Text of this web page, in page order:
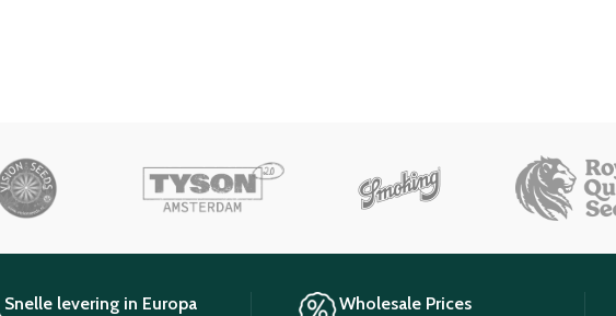
Snelle levering in Europa
Wholesale Prices